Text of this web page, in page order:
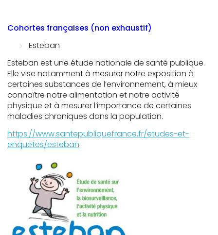
Cohortes françaises (non exhaustif)
Esteban
Esteban est une étude nationale de santé publique.
Elle vise notamment à mesurer notre exposition à
certaines substances de l’environnement, à mieux
connaître notre alimentation et notre activité
physique et à mesurer l’importance de certaines
maladies chroniques dans la population.
https://www.santepubliquefrance.fr/etudes-et-
enquetes/esteban